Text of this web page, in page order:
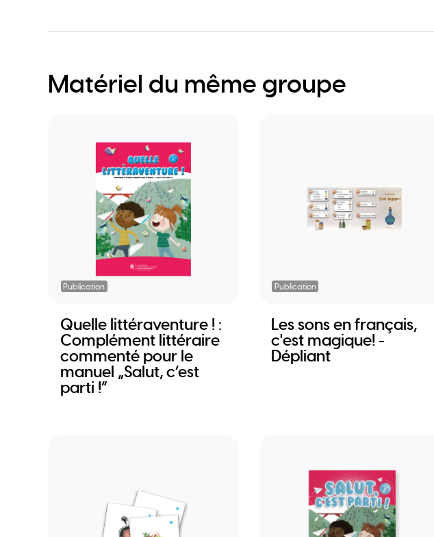
Matériel du même groupe
Publication
Quelle littéraventure ! :
Complément littéraire
commenté pour le
manuel „Salut, c’est
parti !“
Publication
Les sons en français,
c'est magique! -
Dépliant